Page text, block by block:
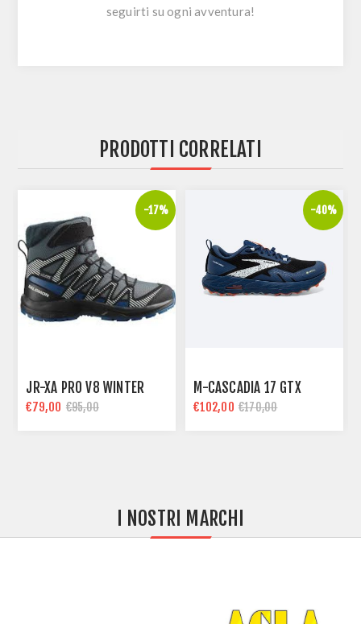
seguirti su ogni avventura!
PRODOTTI CORRELATI
-17%
JR-XA PRO V8 WINTER
€79,00 €95,00
-40%
M-CASCADIA 17 GTX
€102,00 €170,00
I NOSTRI MARCHI